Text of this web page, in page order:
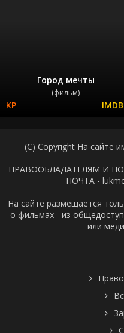
Город мечты
(фильм)
(C) Copyright На сайте
ПРАВООБЛАДАТЕЛЯМ И
ПОЧТА -
На сайте размещается
о фильмах - из
или